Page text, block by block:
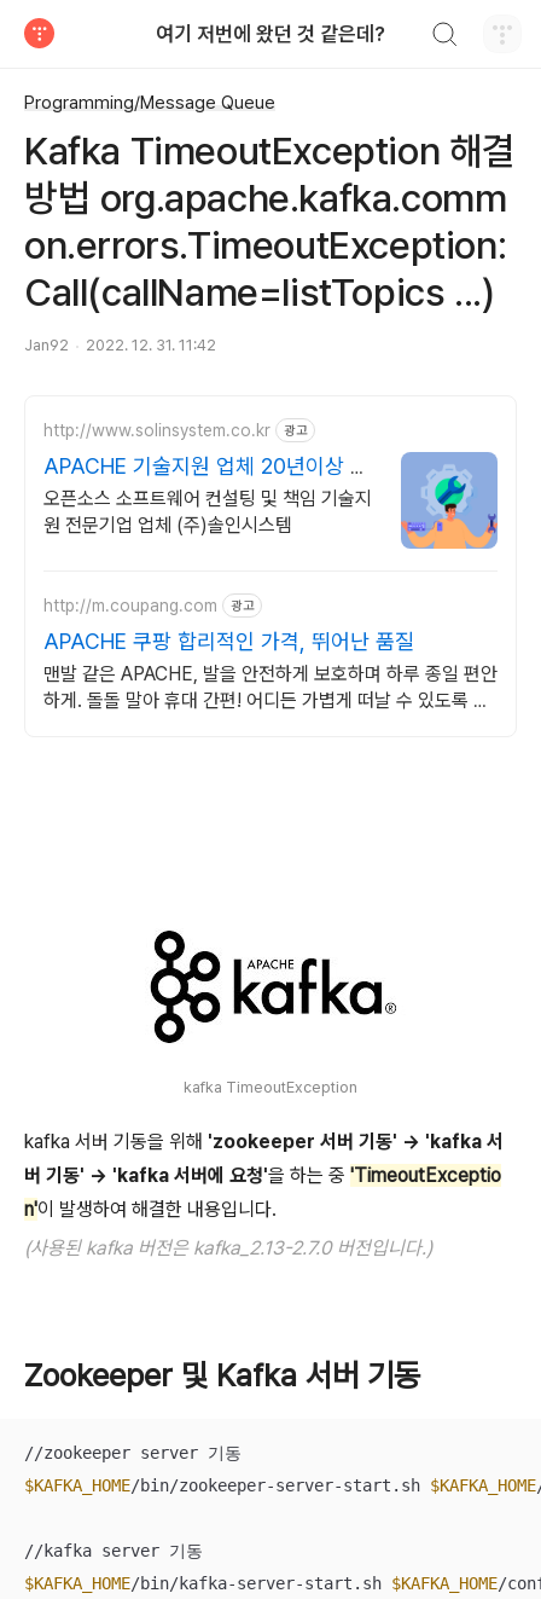
여기 저번에 왔던 것 같은데?
Programming/Message Queue
Kafka TimeoutException 해결
방법 org.apache.kafka.comm
on.errors.TimeoutException:
Call(callName=listTopics ...)
Jan92 2022. 12. 31. 11:42
http://www.solinsystem.co.kr 광고
APACHE 기술지원 업체 20년이상 기
술지원 노하우
오픈소스 소프트웨어 컨설팅 및 책임 기술지
원 전문기업 업체 (주)솔인시스템
http://m.coupang.com 광고
APACHE 쿠팡 합리적인 가격, 뛰어난 품질
맨발 같은 APACHE, 발을 안전하게 보호하며 하루 종일 편안
하게. 돌돌 말아 휴대 간편! 어디든 가볍게 떠날 수 있도록 쿠
kafka TimeoutException
kafka 서버 기동을 위해 'zookeeper 서버 기동' -> 'kafka 서
버 기동' -> 'kafka 서버에 요청'을 하는 중 'TimeoutExceptio
n'이 발생하여 해결한 내용입니다.
(사용된 kafka 버전은 kafka_2.13-2.7.0 버전입니다.)
Zookeeper 및 Kafka 서버 기동
$KAFKA_HOME/bin/zookeeper-server-start.sh $KAFKA_HOME
$KAFKA_HOME/bin/kafka-server-start.sh $KAFKA_HOME/